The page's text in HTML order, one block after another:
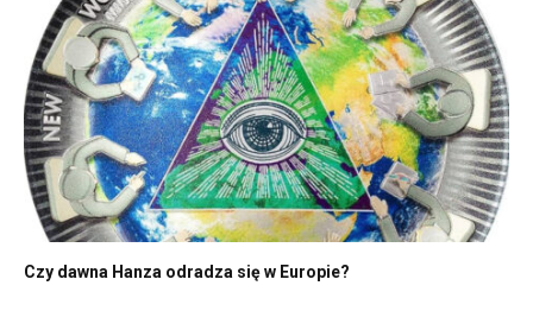
Czy dawna Hanza odradza się w Europie?